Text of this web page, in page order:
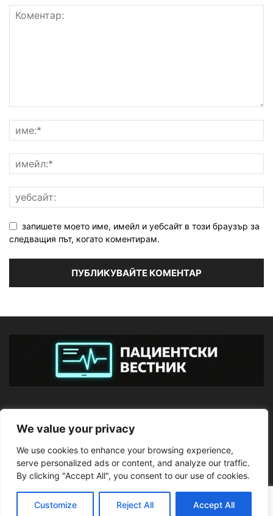
We value your privacy
We use cookies to enhance your browsing experience,
serve personalized ads or content, and analyze our traffic.
By clicking "Accept All", you consent to our use of cookies.
Customize Reject All Accept All
запишете моето име, имейл и уебсайт в този браузър за
следващия път, когато коментирам.
ПОСЛЕДВАЙТЕ НИ